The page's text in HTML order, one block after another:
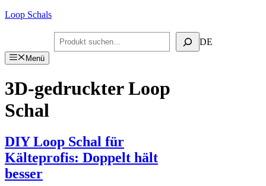
Zum
Loop Schals
Suchen DE
Menü
3D-gedruckter Loop
Schal
DIY Loop Schal für
Kälteprofis: Doppelt hält
besser